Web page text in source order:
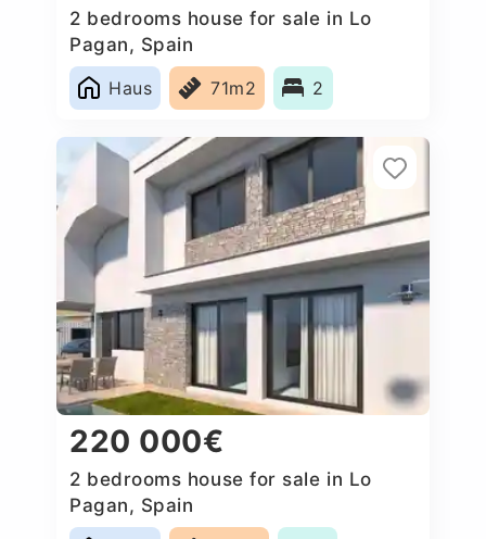
2 bedrooms house for sale in Lo
Pagan, Spain
Haus
71m2 2
220 000€
2 bedrooms house for sale in Lo
Pagan, Spain